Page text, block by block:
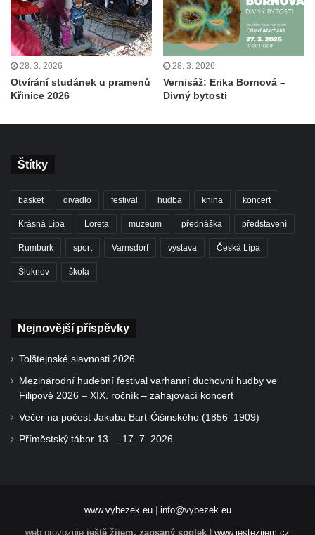
28. 3. 2026
Otvírání studánek u pramenů
Křinice 2026
28. 3. 2026
Vernisáž: Erika Bornová –
Divný bytosti
Štítky
basket divadlo festival hudba kniha koncert
Krásná Lípa Loreta muzeum přednáška představení
Rumburk sport Varnsdorf výstava Česká Lípa
Šluknov škola
Nejnovější příspěvky
Tolštejnské slavnosti 2026
Mezinárodní hudební festival varhanní duchovní hudby ve
Filipově 2026 – XIX. ročník – zahajovací koncert
Večer na počest Jakuba Bart-Ćišinského (1856–1909)
Příměstský tábor 13. – 17. 7. 2026
www.vybezek.eu| info@vybezek.eu
web provozuje ještě žijem, zapsaný spolek www.jestezijem.cz